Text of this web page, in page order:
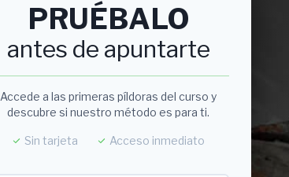
PRUÉBALO
antes de apuntarte
Accede a las primeras píldoras del curso y
descubre si nuestro método es para ti.
Sin tarjeta Acceso inmediato